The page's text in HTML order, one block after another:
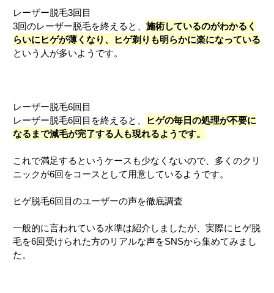
レーザー脱毛3回目
3回のレーザー脱毛を終えると、 施術しているのがわかるく
らいにヒゲが薄くなり、ヒゲ剃りも明らかに楽になっている
という人が多いようです。
レーザー脱毛6回目
レーザー脱毛6回目を終えると、
ヒゲの毎日の処理が不要に
なるまで減毛が完了する人も現れるようです。
これで満足するというケースも少なくないので、多くのクリ
ニックが6回をコースとして用意しているようです。
ヒゲ脱毛6回目のユーザーの声を徹底調査
一般的に言われている水準は紹介しましたが、実際にヒゲ脱
毛を6回受けられた方のリアルな声をSNSから集めてみまし
た。